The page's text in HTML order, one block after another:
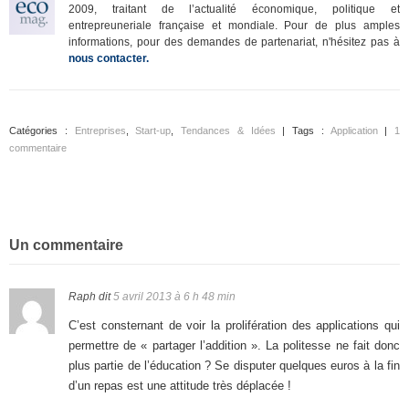
2009, traitant de l’actualité économique, politique et
entrepreuneriale française et mondiale. Pour de plus amples
informations, pour des demandes de partenariat, n'hésitez pas à
nous contacter.
Catégories : Entreprises ,Start-up Tendances & Idées | Tags : Application| 1
commentaire
Un commentaire
Raph dit 5 avril 2013 à 6 h 48 min
C’est consternant de voir la prolifération des applications qui
permettre de « partager l’addition ». La politesse ne fait donc
plus partie de l’éducation ? Se disputer quelques euros à la fin
d’un repas est une attitude très déplacée !